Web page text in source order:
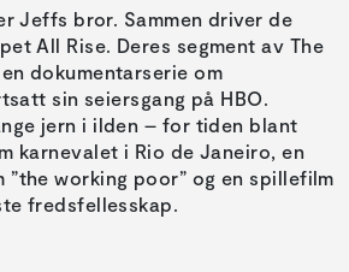
Jeffs bror. Sammen driver de
All Rise. Deres segment av The
dokumentarserie om
sin seiersgang på HBO.
jern i ilden – for tiden blant
karnevalet i Rio de Janeiro, en
”the working poor” og en spillefilm
fredsfellesskap.